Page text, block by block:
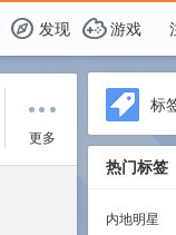
F 发现 G游戏
i
更多
标
热门标签
内地明星